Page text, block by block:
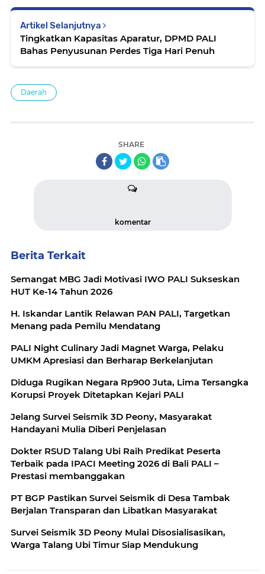
Artikel Selanjutnya
Tingkatkan Kapasitas Aparatur, DPMD PALI
Bahas Penyusunan Perdes Tiga Hari Penuh
Daerah
SHARE
komentar
Berita Terkait
Semangat MBG Jadi Motivasi IWO PALI Sukseskan
HUT Ke-14 Tahun 2026
H. Iskandar Lantik Relawan PAN PALI, Targetkan
Menang pada Pemilu Mendatang
PALI Night Culinary Jadi Magnet Warga, Pelaku
UMKM Apresiasi dan Berharap Berkelanjutan
Diduga Rugikan Negara Rp900 Juta, Lima Tersangka
Korupsi Proyek Ditetapkan Kejari PALI
Jelang Survei Seismik 3D Peony, Masyarakat
Handayani Mulia Diberi Penjelasan
Dokter RSUD Talang Ubi Raih Predikat Peserta
Terbaik pada IPACI Meeting 2026 di Bali PALI –
Prestasi membanggakan
PT BGP Pastikan Survei Seismik di Desa Tambak
Berjalan Transparan dan Libatkan Masyarakat
Survei Seismik 3D Peony Mulai Disosialisasikan,
Warga Talang Ubi Timur Siap Mendukung